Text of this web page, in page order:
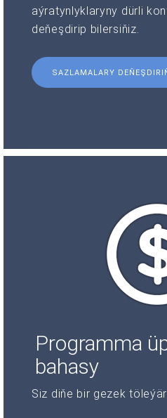
aýratynlyklaryny dürli
deňeşdirip bilersiňiz.
SAZLAMALARY
Programma
bahasy
Siz diňe bir gezek